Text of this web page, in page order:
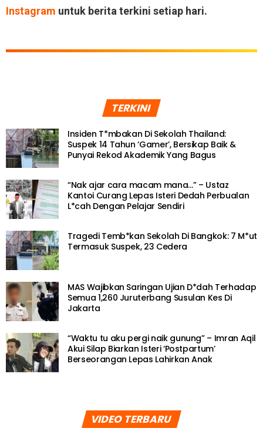
Instagram untuk berita terkini setiap hari.
TERKINI
Insiden T*mbakan Di Sekolah Thailand:
Suspek 14 Tahun ‘Gamer’, Bersikap Baik &
Punyai Rekod Akademik Yang Bagus
“Nak ajar cara macam mana…” – Ustaz
Kantoi Curang Lepas Isteri Dedah Perbualan
L*cah Dengan Pelajar Sendiri
Tragedi Temb*kan Sekolah Di Bangkok: 7 M*ut
Termasuk Suspek, 23 Cedera
MAS Wajibkan Saringan Ujian D*dah Terhadap
Semua 1,260 Juruterbang Susulan Kes Di
Jakarta
“Waktu tu aku pergi naik gunung” – Imran Aqil
Akui Silap Biarkan Isteri ‘Postpartum’
Berseorangan Lepas Lahirkan Anak
VIDEO TERBARU